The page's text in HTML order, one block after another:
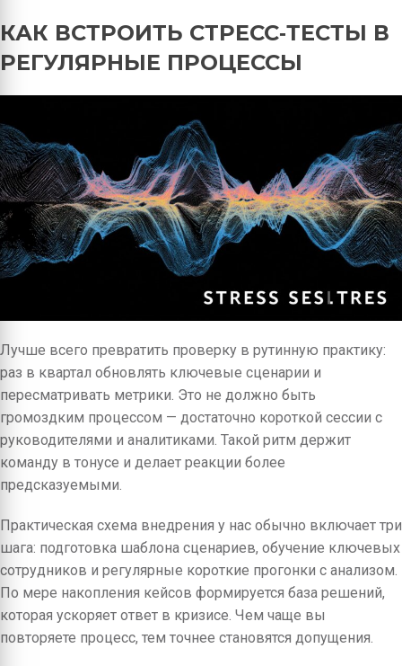
КАК ВСТРОИТЬ СТРЕСС‑ТЕСТЫ В
РЕГУЛЯРНЫЕ ПРОЦЕССЫ
Лучше всего превратить проверку в рутинную практику:
раз в квартал обновлять ключевые сценарии и
пересматривать метрики. Это не должно быть
громоздким процессом — достаточно короткой сессии с
руководителями и аналитиками. Такой ритм держит
команду в тонусе и делает реакции более
предсказуемыми.
Практическая схема внедрения у нас обычно включает три
шага: подготовка шаблона сценариев, обучение ключевых
сотрудников и регулярные короткие прогонки с анализом.
По мере накопления кейсов формируется база решений,
которая ускоряет ответ в кризисе. Чем чаще вы
повторяете процесс, тем точнее становятся допущения.